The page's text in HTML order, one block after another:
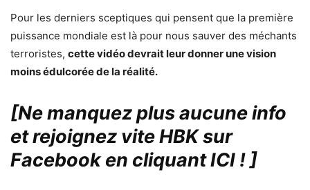
Pour les derniers sceptiques qui pensent que la première
puissance mondiale est là pour nous sauver des méchants
terroristes, cette vidéo devrait leur donner une vision
moins édulcorée de la réalité.
[Ne manquez plus aucune info
et rejoignez vite HBK sur
Facebook en cliquant ICI !]